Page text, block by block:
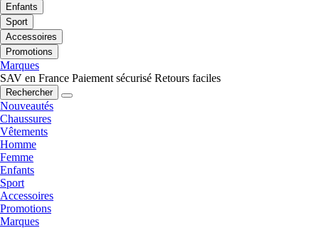
Enfants
Sport
Accessoires
Promotions
Marques
SAV en France Paiement sécurisé Retours faciles
Rechercher
Nouveautés
Chaussures
Vêtements
Homme
Femme
Enfants
Sport
Accessoires
Promotions
Marques